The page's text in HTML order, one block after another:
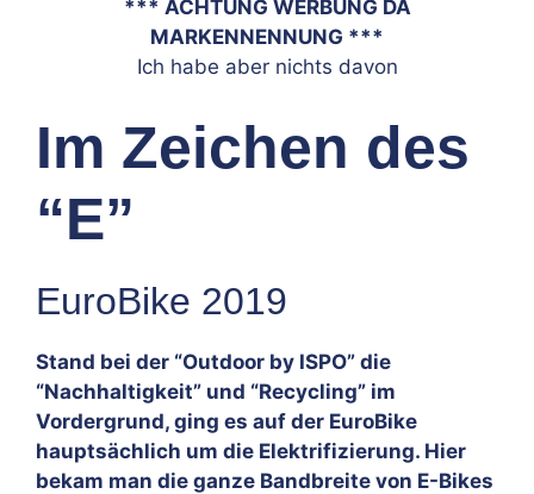
*** ACHTUNG WERBUNG DA
MARKENNENNUNG ***
Ich habe aber nichts davon
Im Zeichen des
“E”
EuroBike 2019
Stand bei der “Outdoor by ISPO” die
“Nachhaltigkeit” und “Recycling” im
Vordergrund, ging es auf der EuroBike
hauptsächlich um die Elektrifizierung. Hier
bekam man die ganze Bandbreite von E-Bikes